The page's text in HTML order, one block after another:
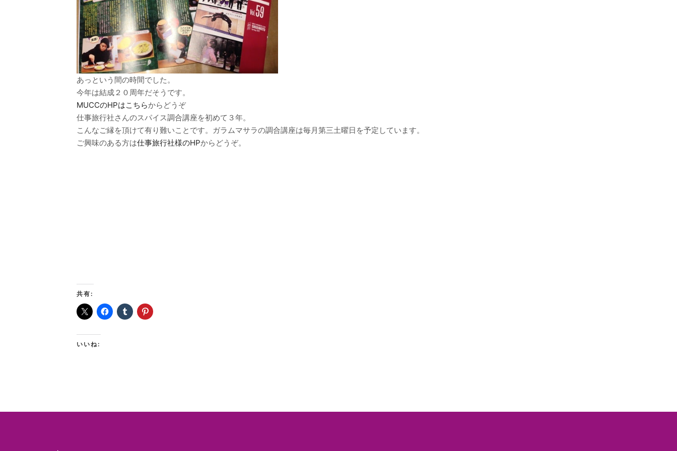
あっという間の時間でした。
今年は結成２０周年だそうです。
MUCCのHPはこちらからどうぞ
仕事旅行社さんのスパイス調合講座を初めて３年。
こんなご縁を頂けて有り難いことです。ガラムマサラの調合講座は毎月第三土曜日を予定しています。
ご興味のある方は仕事旅行社様のHPからどうぞ。
共有:
いいね: